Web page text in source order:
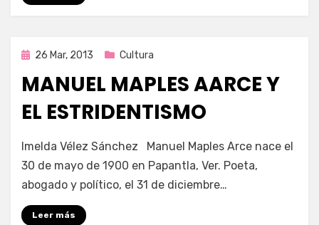
Publicada
26 Mar, 2013 Cultura
MANUEL MAPLES AARCE Y
EL ESTRIDENTISMO
por Enrique
3,255 comentarios
Maples
Aarce
Imelda Vélez Sánchez Manuel Maples Arce nace el
30 de mayo de 1900 en Papantla, Ver. Poeta,
abogado y político, el 31 de diciembre…
Leer más